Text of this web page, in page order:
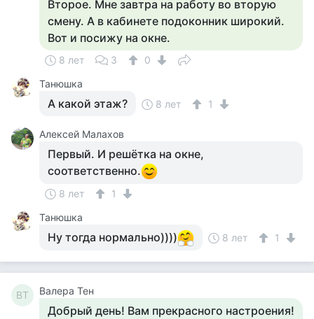
Второе. Мне завтра на работу во вторую
смену. А в кабинете подоконник широкий.
Вот и посижу на окне.
8 лет 3
0
Танюшка
А какой этаж? 8 лет 1
Алексей Малахов
Первый. И решётка на окне,
соответственно.
8 лет
1
Танюшка
Ну тогда нормально)))) 8 лет 1
ВТ Валера Тен
Добрый день! Вам прекрасного настроения!